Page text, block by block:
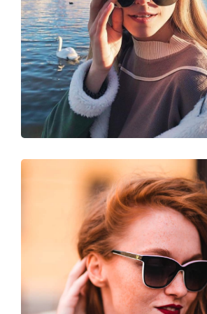
Μήκος σκελετού:
Μήκος βραχίονα:
Γέφυρα:
Βάρος:
Ρυθμιζόμενα μαξιλάρια μύτης:
Εύκαμπτη άρθρωση:
Αξεσουάρ
Παρέχονται με θήκη:
Πανί καθαρισμού:
Κατηγορία:
Μάρκα:
Χρήση: